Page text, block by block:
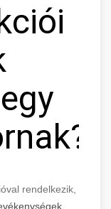
rendelkezik,